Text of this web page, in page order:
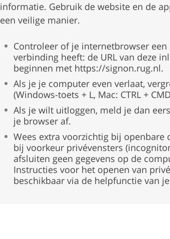
informatie. Gebruik de website en de
een veilige manier.
Controleer of je internetbrowser een
verbinding heeft: de URL van deze
beginnen met https://signon.rug.nl.
Als je je computer even verlaat,
(Windows-toets + L, Mac: CTRL +
Als je wilt uitloggen, meld je dan
je browser af.
Wees extra voorzichtig bij openbare
bij voorkeur privévensters
afsluiten geen gegevens op de
Instructies voor het openen van
beschikbaar via de helpfunctie van